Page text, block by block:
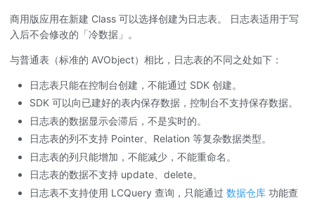
商用版应用在新建 Class 可以选择创建为日志表。 日志表适用于写
入后不会修改的「冷数据」。
与普通表（标准的 AVObject）相比，日志表的不同之处如下：
日志表只能在控制台创建，不能通过 SDK 创建。
SDK 可以向已建好的表内保存数据，控制台不支持保存数据。
日志表的数据显示会滞后，不是实时的。
日志表的列不支持 Pointer、Relation 等复杂数据类型。
日志表的列只能增加，不能减少，不能重命名。
日志表的数据不支持 update、delete。
日志表不支持使用 LCQuery 查询，只能通过 数据仓库 功能查